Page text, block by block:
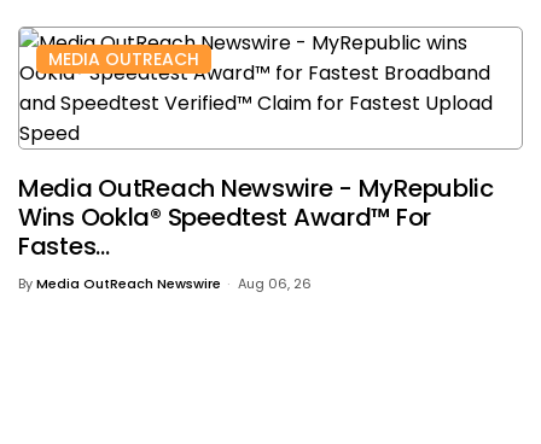
MEDIA OUTREACH
Media OutReach Newswire - MyRepublic
Wins Ookla® Speedtest Award™ For
Fastes...
ByMedia OutReach Newswire Aug 06, 26